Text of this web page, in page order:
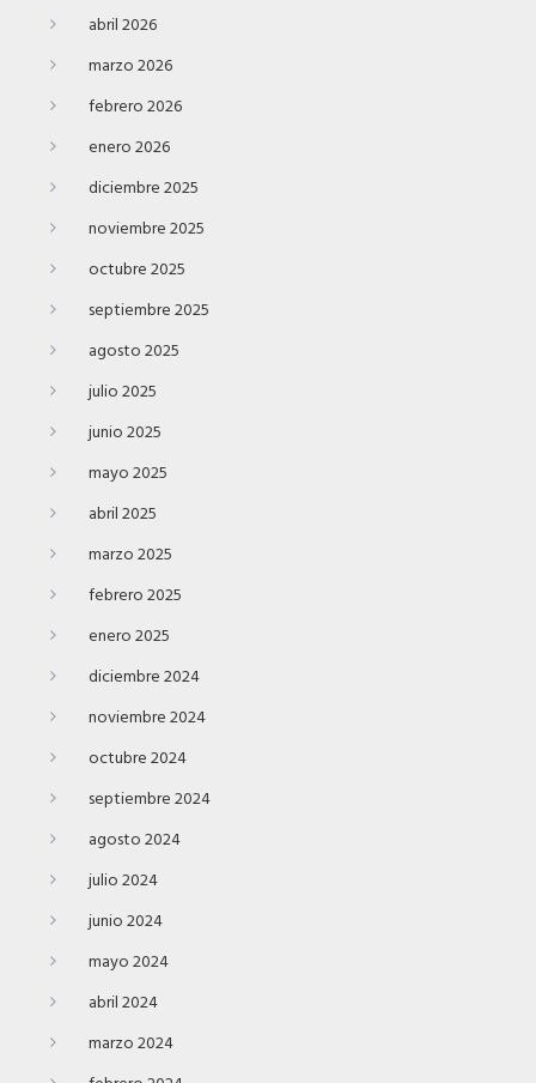
abril 2026
marzo 2026
febrero 2026
enero 2026
diciembre 2025
noviembre 2025
octubre 2025
septiembre 2025
agosto 2025
julio 2025
junio 2025
mayo 2025
abril 2025
marzo 2025
febrero 2025
enero 2025
diciembre 2024
noviembre 2024
octubre 2024
septiembre 2024
agosto 2024
julio 2024
junio 2024
mayo 2024
abril 2024
marzo 2024